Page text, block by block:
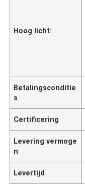
Hoog licht:
Betalingsconditie
s
Certificering
Levering vermoge
n
Levertijd